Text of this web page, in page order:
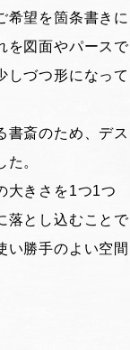
希望を箇条書きに
を図面やパースで
しづつ形になって
書斎のため、デス
。
大きさを1つ1つ
落とし込むことで
い勝手のよい空間